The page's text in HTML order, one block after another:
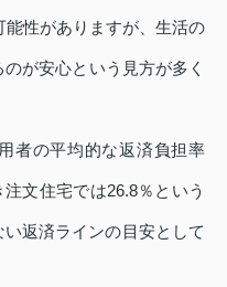
性がありますが、生活の
が安心という見方が多く
者の平均的な返済負担率
文住宅では26.8％という
返済ラインの目安として